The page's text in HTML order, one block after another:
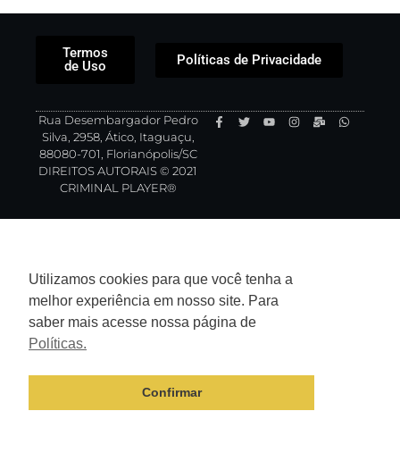
Termos
de Uso
Políticas de Privacidade
Rua Desembargador Pedro
Silva, 2958, Ático, Itaguaçu,
88080-701, Florianópolis/SC
DIREITOS AUTORAIS © 2021
CRIMINAL PLAYER®
Utilizamos cookies para que você tenha a
melhor experiência em nosso site. Para
saber mais acesse nossa página de
Políticas.
Confirmar